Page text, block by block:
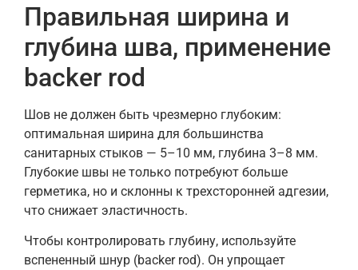
Правильная ширина и
глубина шва, применение
backer rod
Шов не должен быть чрезмерно глубоким:
оптимальная ширина для большинства
санитарных стыков — 5–10 мм, глубина 3–8 мм.
Глубокие швы не только потребуют больше
герметика, но и склонны к трехсторонней адгезии,
что снижает эластичность.
Чтобы контролировать глубину, используйте
вспененный шнур (backer rod). Он упрощает